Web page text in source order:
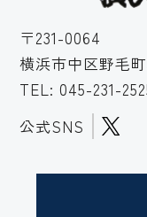
〒231-0064
横浜市中区野毛
TEL: 045-231-
公式SNS